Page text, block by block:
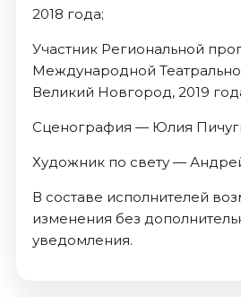
2018 года;
Участник Региональной
Международной
Великий Новгород, 2019
Сценография — Юлия
Художник по свету —
В составе исполнителей
изменения без
уведомления.